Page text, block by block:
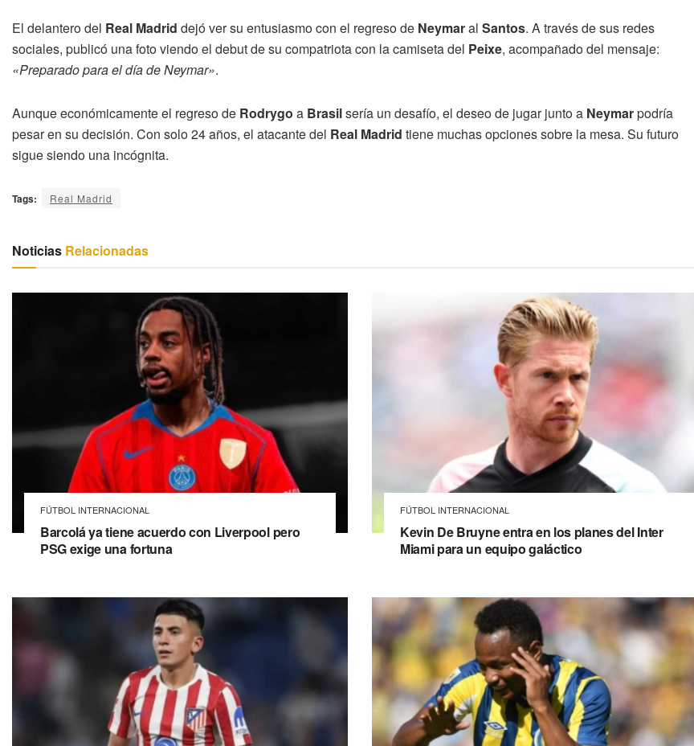
El delantero del Real Madrid dejó ver su entusiasmo con el regreso de Neymaral Santos. A través de sus redes
sociales, publicó una foto viendo el debut de su compatriota con la camiseta del Peixe, acompañado del mensaje:
«Preparado para el día de Neymar».
Aunque económicamente el regreso de Rodrygo a Brasilsería un desafío, el deseo de jugar junto a Neymarpodría
pesar en su decisión. Con solo 24 años, el atacante del Real Madrid tiene muchas opciones sobre la mesa. Su futuro
sigue siendo una incógnita.
Tags: Real Madrid
Noticias Relacionadas
FÚTBOL INTERNACIONAL
Barcolá ya tiene acuerdo con Liverpool pero
PSG exige una fortuna
FÚTBOL INTERNACIONAL
Kevin De Bruyne entra en los planes del Inter
Miami para un equipo galáctico